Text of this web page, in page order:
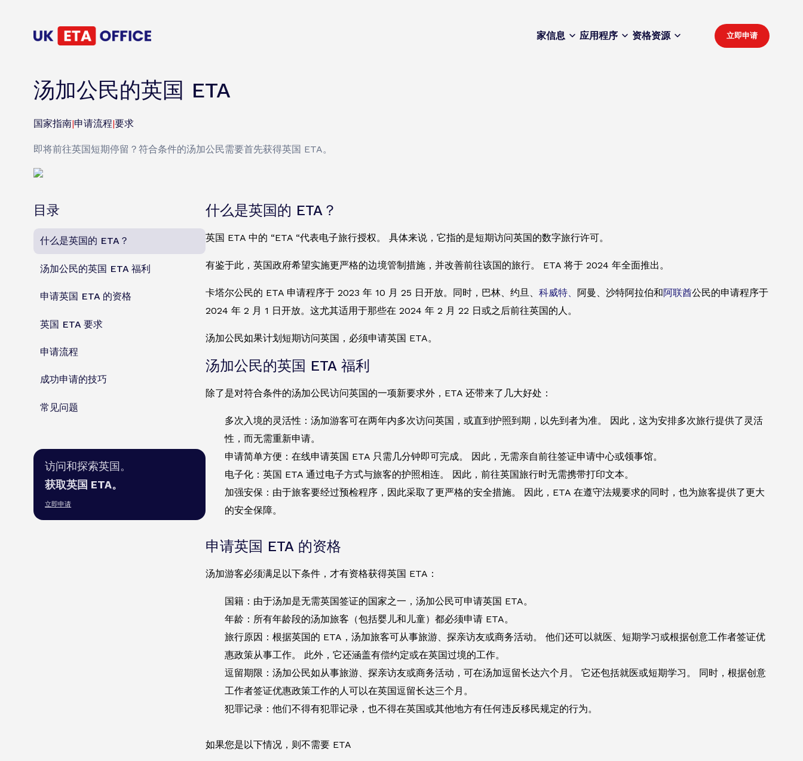
家信息 应用程序 资格资源 立即申请
汤加公民的英国 ETA
国家指南|申请流程|要求
即将前往英国短期停留？符合条件的汤加公民需要首先获得英国 ETA。
目录
什么是英国的 ETA？
汤加公民的英国 ETA 福利
申请英国 ETA 的资格
英国 ETA 要求
申请流程
成功申请的技巧
常见问题
访问和探索英国。
获取英国 ETA。
立即申请
什么是英国的 ETA？
英国 ETA 中的 “ETA “代表电子旅行授权。 具体来说，它指的是短期访问英国的数字旅行许可。
有鉴于此，英国政府希望实施更严格的边境管制措施，并改善前往该国的旅行。 ETA 将于 2024 年全面推出。
卡塔尔公民的 ETA 申请程序于 2023 年 10 月 25 日开放。同时，巴林、约旦、 科威特、 阿曼、沙特阿拉伯和阿联酋公民的申请程序于
2024 年 2 月 1 日开放。这尤其适用于那些在 2024 年 2 月 22 日或之后前往英国的人。
汤加公民如果计划短期访问英国，必须申请英国 ETA。
汤加公民的英国 ETA 福利
除了是对符合条件的汤加公民访问英国的一项新要求外，ETA 还带来了几大好处：
多次入境的灵活性：汤加游客可在两年内多次访问英国，或直到护照到期，以先到者为准。 因此，这为安排多次旅行提供了灵活
性，而无需重新申请。
申请简单方便：在线申请英国 ETA 只需几分钟即可完成。 因此，无需亲自前往签证申请中心或领事馆。
电子化：英国 ETA 通过电子方式与旅客的护照相连。 因此，前往英国旅行时无需携带打印文本。
加强安保：由于旅客要经过预检程序，因此采取了更严格的安全措施。 因此，ETA 在遵守法规要求的同时，也为旅客提供了更大
的安全保障。
申请英国 ETA 的资格
汤加游客必须满足以下条件，才有资格获得英国 ETA：
国籍：由于汤加是无需英国签证的国家之一，汤加公民可申请英国 ETA。
年龄：所有年龄段的汤加旅客（包括婴儿和儿童）都必须申请 ETA。
旅行原因：根据英国的 ETA，汤加旅客可从事旅游、探亲访友或商务活动。 他们还可以就医、短期学习或根据创意工作者签证优
惠政策从事工作。 此外，它还涵盖有偿约定或在英国过境的工作。
逗留期限：汤加公民如从事旅游、探亲访友或商务活动，可在汤加逗留长达六个月。 它还包括就医或短期学习。 同时，根据创意
工作者签证优惠政策工作的人可以在英国逗留长达三个月。
犯罪记录：他们不得有犯罪记录，也不得在英国或其他地方有任何违反移民规定的行为。
如果您是以下情况，则不需要 ETA